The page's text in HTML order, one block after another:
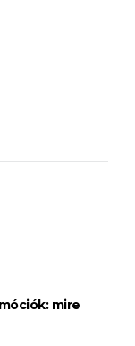
mire